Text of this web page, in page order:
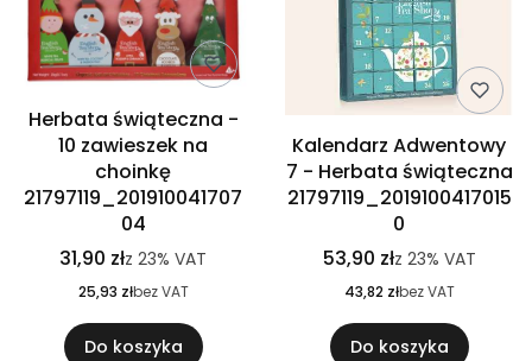
Herbata świąteczna -
10 zawieszek na
choinkę
21797119_201910041707
04
31,90 złz 23% VAT
25,93 złbez VAT
Do koszyka
Kalendarz Adwentowy
7 - Herbata świąteczna
21797119_2019100417015
0
53,90 złz 23% VAT
43,82 złbez VAT
Do koszyka